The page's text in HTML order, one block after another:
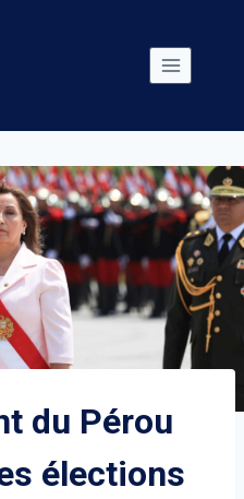
du Pérou
élections